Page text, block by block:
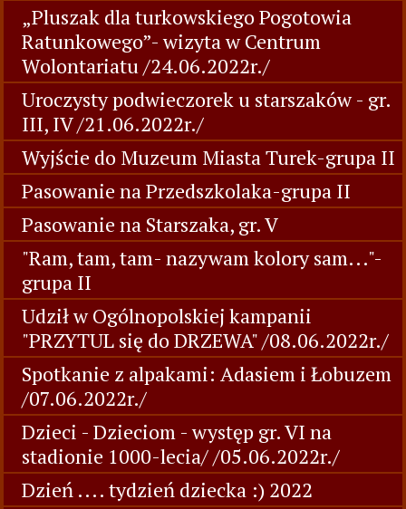
„Pluszak dla turkowskiego Pogotowia
Ratunkowego”- wizyta w Centrum
Wolontariatu /24.06.2022r./
Uroczysty podwieczorek u starszaków - gr.
III, IV /21.06.2022r./
Wyjście do Muzeum Miasta Turek-grupa II
Pasowanie na Przedszkolaka-grupa II
Pasowanie na Starszaka, gr. V
"Ram, tam, tam- nazywam kolory sam..."-
grupa II
Udził w Ogólnopolskiej kampanii
"PRZYTUL się do DRZEWA" /08.06.2022r./
Spotkanie z alpakami: Adasiem i Łobuzem
/07.06.2022r./
Dzieci - Dzieciom - występ gr. VI na
stadionie 1000-lecia/ /05.06.2022r./
Dzień .... tydzień dziecka :) 2022